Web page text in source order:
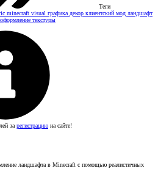
Теги
minecraft visual графика декор клиентский мод ландшафт
оформление текстуры
за регистрацию на сайте!
ландшафта в Minecraft с помощью реалистичных